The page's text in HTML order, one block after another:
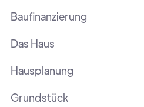
Baufinanzierung
Das Haus
Hausplanung
Grundstück